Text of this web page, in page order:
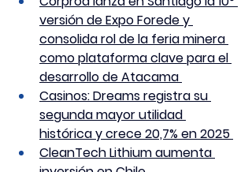
versión de Expo Forede y
consolida rol de la feria minera
como plataforma clave para el
desarrollo de Atacama
Casinos: Dreams registra su
segunda mayor utilidad
histórica y crece 20,7% en 2025
CleanTech Lithium aumenta